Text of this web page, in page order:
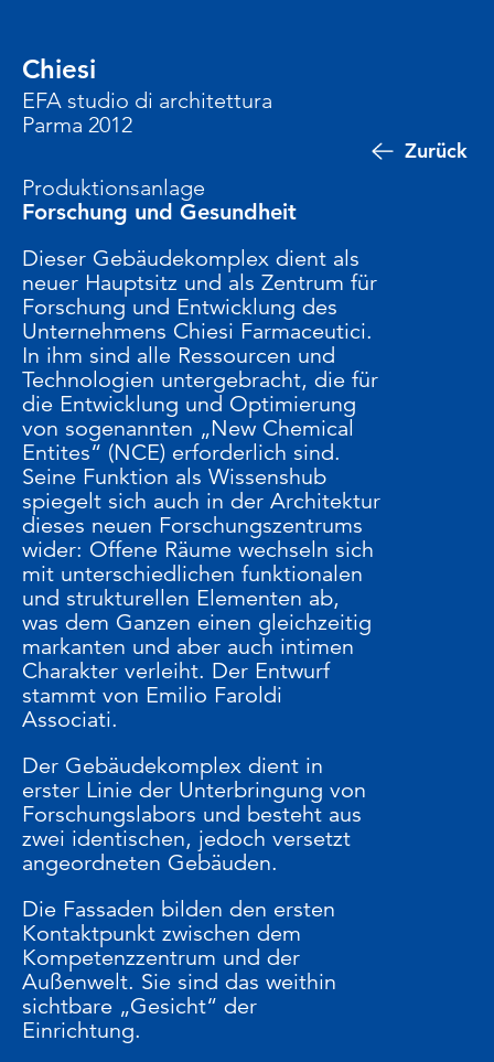
Zurück
Chiesi
EFA studio di architettura
Parma 2012
Produktionsanlage
Forschung und Gesundheit
Dieser Gebäudekomplex dient als
neuer Hauptsitz und als Zentrum für
Forschung und Entwicklung des
Unternehmens Chiesi Farmaceutici.
In ihm sind alle Ressourcen und
Technologien untergebracht, die für
die Entwicklung und Optimierung
von sogenannten „New Chemical
Entites“ (NCE) erforderlich sind.
Seine Funktion als Wissenshub
spiegelt sich auch in der Architektur
dieses neuen Forschungszentrums
wider: Offene Räume wechseln sich
mit unterschiedlichen funktionalen
und strukturellen Elementen ab,
was dem Ganzen einen gleichzeitig
markanten und aber auch intimen
Charakter verleiht. Der Entwurf
stammt von Emilio Faroldi
Associati.
Der Gebäudekomplex dient in
erster Linie der Unterbringung von
Forschungslabors und besteht aus
zwei identischen, jedoch versetzt
angeordneten Gebäuden.
Die Fassaden bilden den ersten
Kontaktpunkt zwischen dem
Kompetenzzentrum und der
Außenwelt. Sie sind das weithin
sichtbare „Gesicht“ der
Einrichtung.